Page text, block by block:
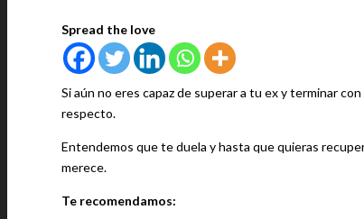
Spread the love
Si aún no eres capaz de superar a tu ex y terminar
respecto.
Entendemos que te duela y hasta que quieras
merece.
Te recomendamos: